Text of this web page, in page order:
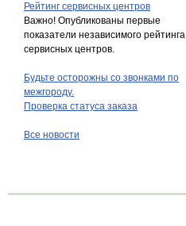
Рейтинг сервисных центров
Важно! Опубликованы первые
показатели независимого рейтинга
сервисных центров.
Будьте осторожны со звонками по
межгороду.
Проверка статуса заказа
Все новости